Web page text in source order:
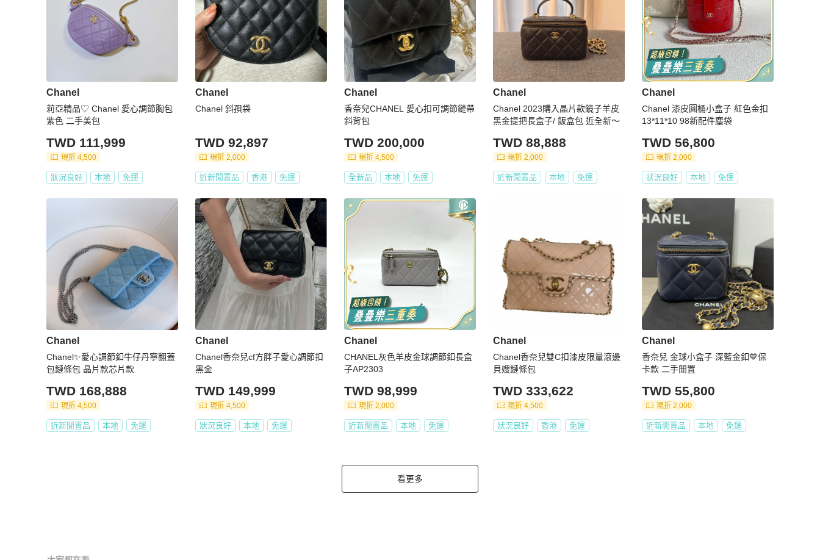
Chanel
莉亞精品♡ Chanel 愛心調節胸包
紫色 二手美包
TWD 111,999
現折 4,500
狀況良好 本地 免運
Chanel
Chanel 斜孭袋
TWD 92,897
現折 2,000
近新閒置品 香港 免運
Chanel
香奈兒CHANEL 愛心扣可調節鏈帶
斜背包
TWD 200,000
現折 4,500
全新品 本地 免運
Chanel
Chanel 2023購入晶片款鏡子羊皮
黑金提把長盒子/ 飯盒包 近全新～
TWD 88,888
現折 2,000
近新閒置品 本地 免運
Chanel
Chanel 漆皮圓桶小盒子 紅色金扣
13*11*10 98新配件塵袋
TWD 56,800
現折 2,000
狀況良好 本地 免運
Chanel
Chanel✨愛心調節釦牛仔丹寧翻蓋
包鏈條包 晶片款芯片款
TWD 168,888
現折 4,500
近新閒置品 本地 免運
Chanel
Chanel香奈兒cf方胖子愛心調節扣
黑金
TWD 149,999
現折 4,500
狀況良好 本地 免運
Chanel
CHANEL灰色羊皮金球調節釦長盒
子AP2303
TWD 98,999
現折 2,000
近新閒置品 本地 免運
Chanel
Chanel香奈兒雙C扣漆皮限量滾邊
貝嫂鏈條包
TWD 333,622
現折 4,500
狀況良好 香港 免運
Chanel
香奈兒 金球小盒子 深藍金釦💙保
卡款 二手閒置
TWD 55,800
現折 2,000
近新閒置品 本地 免運
看更多